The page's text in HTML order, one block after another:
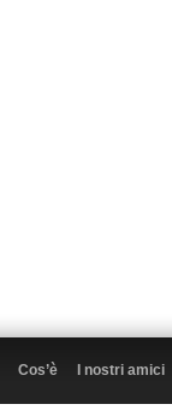
Cos’è I nostri amici